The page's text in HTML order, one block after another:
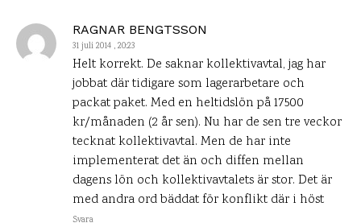
RAGNAR BENGTSSON
31 juli 2014 , 20:23
Helt korrekt. De saknar kollektivavtal, jag har
jobbat där tidigare som lagerarbetare och
packat paket. Med en heltidslön på 17500
kr/månaden (2 år sen). Nu har de sen tre veckor
tecknat kollektivavtal. Men de har inte
implementerat det än och diffen mellan
dagens lön och kollektivavtalets är stor. Det är
med andra ord bäddat för konflikt där i höst